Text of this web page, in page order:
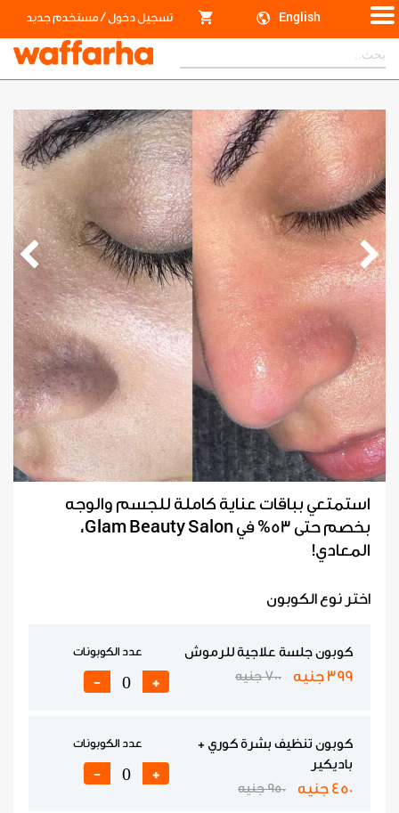
English تسجيل دخول/مستخدم جديد
استمتعي بباقات عناية كاملة للجسم والوجه
بخصم حتى 53% في Glam Beauty Salon،
المعادي!
اختر نوع الكوبون
كوبون جلسة علاجية للرموش
399 جنيه 700 جنيه
عدد الكوبونات
+
-
كوبون تنظيف بشرة كوري +
باديكير
450 جنيه 950 جنيه
عدد الكوبونات
+
-